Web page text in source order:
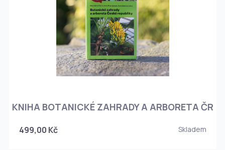
KNIHA BOTANICKÉ ZAHRADY A ARBORETA ČR
499,00 Kč Skladem